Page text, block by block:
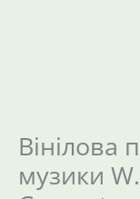
Вінілова
музики